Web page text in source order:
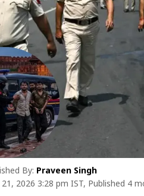
By: Praveen Singh
21, 2026 3:28 pm IST, Published 4